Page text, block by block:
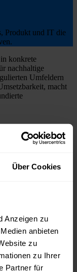
Über Cookies
Anzeigen zu
anbieten
zu
zu Ihrer
Partner für
Produkt und IT die
konkrete
nachhaltige
Umfeldern
macht
Sichtbarkeit für
– ob auf
Politik und
Unterschied